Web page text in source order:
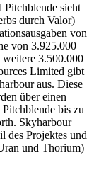
sieht
durch Valor)
von
von 3.925.000
3.500.000
Limited gibt
aus. Diese
über einen
bis zu
Skyharbour
des Projektes und
und Thorium)